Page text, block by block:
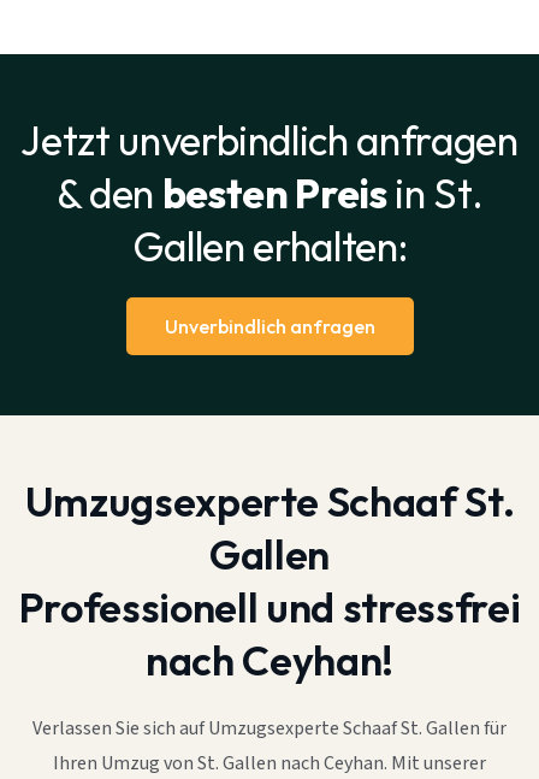
Jetzt unverbindlich anfragen
& den besten Preisin St.
Gallen erhalten:
Unverbindlich anfragen
Umzugsexperte Schaaf St.
Gallen
Professionell und stressfrei
nach Ceyhan!
Verlassen Sie sich auf Umzugsexperte Schaaf St. Gallen für
Ihren Umzug von St. Gallen nach Ceyhan. Mit unserer